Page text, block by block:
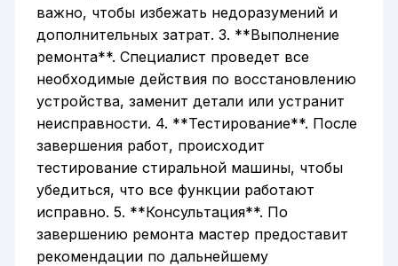
важно, чтобы избежать недоразумений и
дополнительных затрат. 3. **Выполнение
ремонта**. Специалист проведет все
необходимые действия по восстановлению
устройства, заменит детали или устранит
неисправности. 4. **Тестирование**. После
завершения работ, происходит
тестирование стиральной машины, чтобы
убедиться, что все функции работают
исправно. 5. **Консультация**. По
завершению ремонта мастер предоставит
рекомендации по дальнейшему